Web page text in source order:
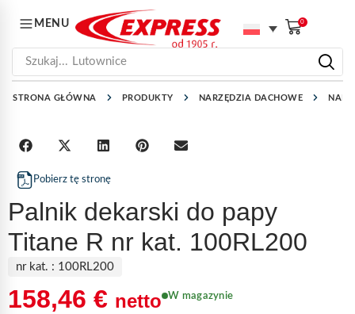
MENU 0
Szukaj... Lutownice
STRONA GŁÓWNA PRODUKTY NARZĘDZIA DACHOWE
Pobierz tę stronę
Palnik dekarski do papy
Titane R nr kat. 100RL200
nr kat. : 100RL200
158,46 € netto W magazynie